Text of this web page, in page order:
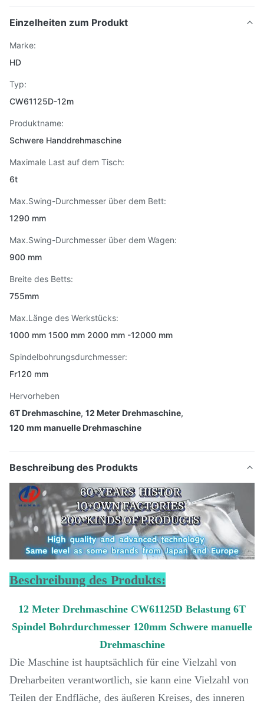
Einzelheiten zum Produkt
Marke:
HD
Typ:
CW61125D-12m
Produktname:
Schwere Handdrehmaschine
Maximale Last auf dem Tisch:
6t
Max.Swing-Durchmesser über dem Bett:
1290 mm
Max.Swing-Durchmesser über dem Wagen:
900 mm
Breite des Betts:
755mm
Max.Länge des Werkstücks:
1000 mm 1500 mm 2000 mm -12000 mm
Spindelbohrungsdurchmesser:
Fr120 mm
Hervorheben
6T Drehmaschine, 12 Meter Drehmaschine,
120 mm manuelle Drehmaschine
Beschreibung des Produkts
Beschreibung des Produkts:
12 Meter Drehmaschine CW61125D Belastung 6T
Spindel Bohrdurchmesser 120mm Schwere manuelle
Drehmaschine
Die Maschine ist hauptsächlich für eine Vielzahl von
Dreharbeiten verantwortlich, sie kann eine Vielzahl von
Teilen der Endfläche, des äußeren Kreises, des inneren